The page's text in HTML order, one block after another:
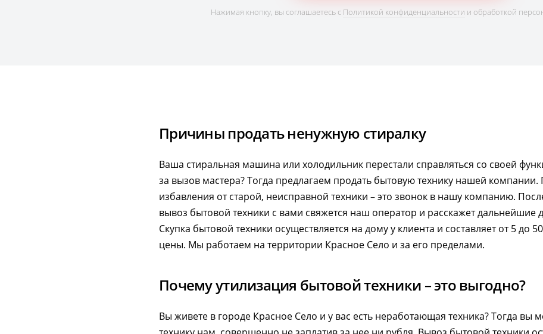
Нажимая кнопку, вы соглашаетесь с Политикой конфиденциальности и обработкой
Причины продать ненужную стиралку
Ваша стиральная машина или холодильник перестали справляться со своей
за вызов мастера? Тогда предлагаем продать бытовую технику нашей
избавления от старой, неисправной техники – это звонок в нашу компанию.
вывоз бытовой техники с вами свяжется наш оператор и расскажет дальнейшие
Скупка бытовой техники осуществляется на дому у клиента и составляет от 5 до
цены. Мы работаем на территории Красное Село и за его пределами.
Почему утилизация бытовой техники – это выгодно?
Вы живете в городе Красное Село и у вас есть неработающая техника? Тогда вы